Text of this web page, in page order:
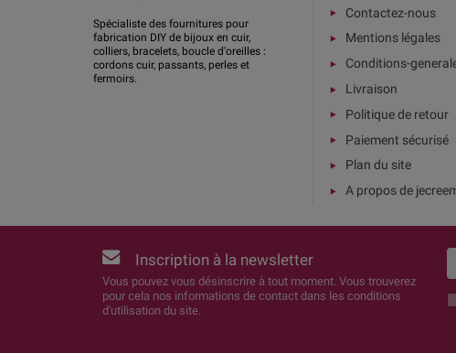
Spécialiste des fournitures pour
fabrication DIY de bijoux en cuir,
colliers, bracelets, boucle d'oreilles :
cordons cuir, passants, perles et
fermoirs.
Contactez-nous
Mentions légales
Conditions-
Livraison
Politique de retour
Paiement sécurisé
Plan du site
A propos de
Inscription à la newsletter
Vous pouvez vous désinscrire à tout moment. Vous trouverez
pour cela nos informations de contact dans les conditions
d'utilisation du site.